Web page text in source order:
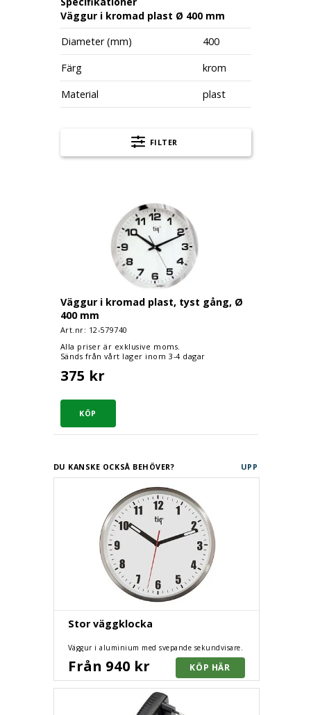
Väggur i kromad plast Ø 400 mm
Diameter (mm)
400
Färg
krom
Material
plast
FILTER
Väggur i kromad plast, tyst gång, Ø 400 mm
Väggur i kromad plast, tyst gång, Ø
400 mm
Art.nr: 12-579740
Alla priser är exklusive moms.
Sänds från vårt lager inom 3-4 dagar
375 kr
DU KANSKE OCKSÅ BEHÖVER? UPP
Stor väggklocka
Väggur i aluminium med svepande sekundvisare.
Varumärket tiq® borgar för väggur i toppkvalité. 2
storlekar.
Från 940 kr